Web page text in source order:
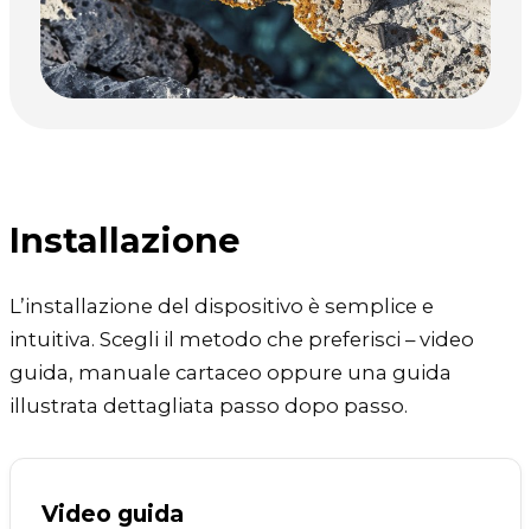
Installazione
L’installazione del dispositivo è semplice e
intuitiva. Scegli il metodo che preferisci – video
guida, manuale cartaceo oppure una guida
illustrata dettagliata passo dopo passo.
Video guida